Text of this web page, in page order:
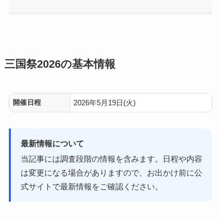
三国祭2026の基本情報
開催日程 2026年5月19日(火)
最新情報について
当記事には調査段階の情報を含みます。日程や内容
は変更になる場合がありますので、お出かけ前に公
式サイトで最新情報をご確認ください。